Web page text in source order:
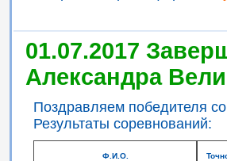
01.07.2017
Александра
Поздравляем победителя
Результаты соревнований:
Ф.И.О.